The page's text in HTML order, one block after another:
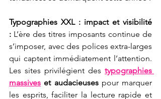
Typographies XXL : impact et visibilité
: L’ère des titres imposants continue de
s’imposer, avec des polices extra-larges
qui captent immédiatement l’attention.
Les sites privilégient des typographies
massives et audacieuses pour marquer
les esprits, faciliter la lecture rapide et